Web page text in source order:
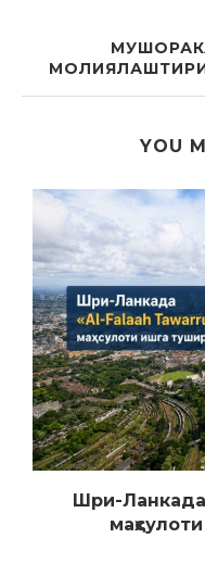
YOU
Шри-Ланкада